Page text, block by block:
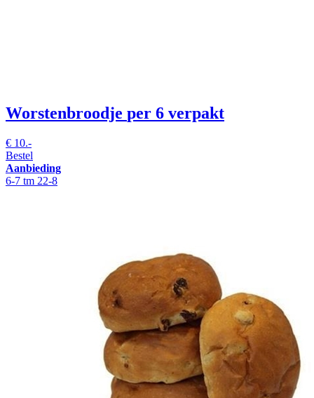
Worstenbroodje per 6 verpakt
€ 10.-
Bestel
Aanbieding
6-7 tm 22-8